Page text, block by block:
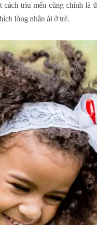
trìu mến cũng chính là
lòng nhân ái ở trẻ.